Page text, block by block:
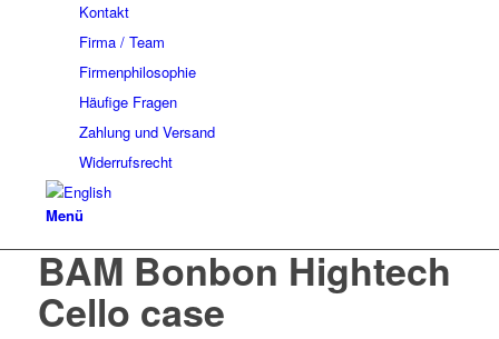
Kontakt
Firma / Team
Firmenphilosophie
Häufige Fragen
Zahlung und Versand
Widerrufsrecht
Menü
BAM Bonbon Hightech
Cello case